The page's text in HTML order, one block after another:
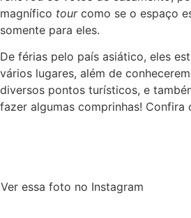
magnífico tourcomo se o espaço
somente para eles.
De férias pelo país asiático, eles
vários lugares, além de
diversos pontos turísticos, e
fazer algumas comprinhas! Confira
Ver essa foto no Instagram